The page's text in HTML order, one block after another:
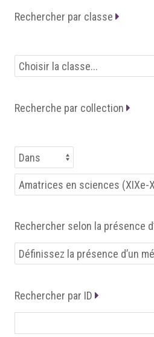
Rechercher par classe
Recherche par collection
Rechercher selon la présence
Rechercher par ID